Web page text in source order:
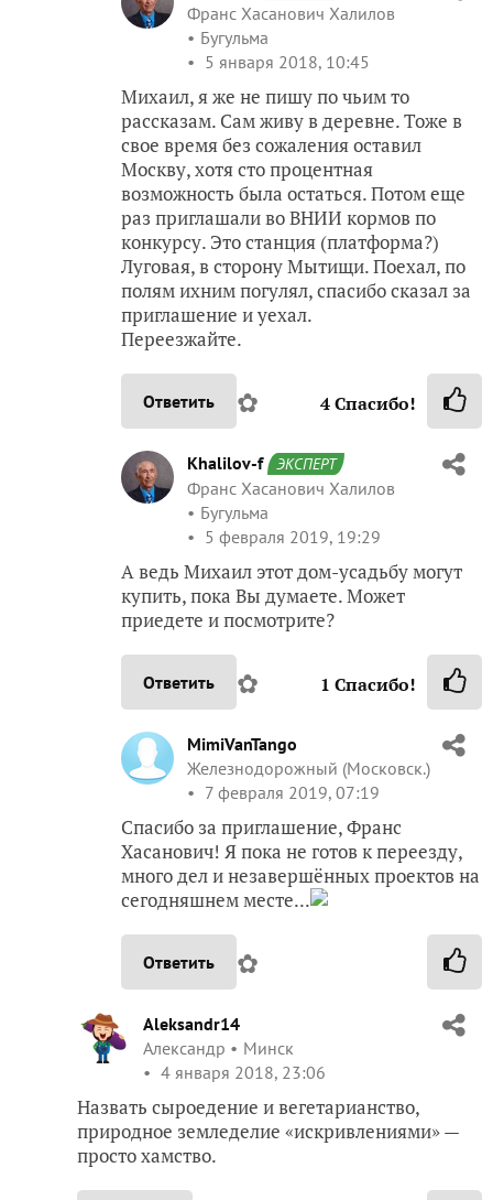
Франс Хасанович Халилов
Бугульма
5 января 2018, 10:45
Михаил, я же не пишу по чьим то
рассказам. Сам живу в деревне. Тоже в
свое время без сожаления оставил
Москву, хотя сто процентная
возможность была остаться. Потом еще
раз приглашали во ВНИИ кормов по
конкурсу. Это станция (платформа?)
Луговая, в сторону Мытищи. Поехал, по
полям ихним погулял, спасибо сказал за
приглашение и уехал.
Переезжайте.
Ответить ✿ 4Спасибо!
Khalilov-f ЭКСПЕРТ
Франс Хасанович Халилов
Бугульма
5 февраля 2019, 19:29
А ведь Михаил этот дом-усадьбу могут
купить, пока Вы думаете. Может
приедете и посмотрите?
Ответить ✿ 1 Спасибо!
MimiVanTango
Железнодорожный (Московск.)
7 февраля 2019, 07:19
Спасибо за приглашение, Франс
Хасанович! Я пока не готов к переезду,
много дел и незавершённых проектов на
сегодняшнем месте...
Ответить ✿
Aleksandr14
Александр
Минск
4 января 2018, 23:06
Назвать сыроедение и вегетарианство,
природное земледелие «искривлениями» —
просто хамство.